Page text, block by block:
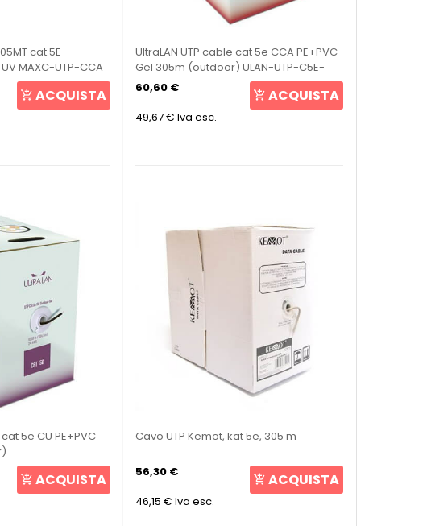
cat.5E
UV MAXC-UTP-CCA
ACQUISTA
UltraLAN UTP cable cat 5e CCA PE+PVC
Gel 305m (outdoor) ULAN-UTP-C5E-
CCA-PEG
60,60 €
49,67 € Iva esc.
ACQUISTA
5e CU PE+PVC
ACQUISTA
Cavo UTP Kemot, kat 5e, 305 m
56,30 €
46,15 € Iva esc.
ACQUISTA